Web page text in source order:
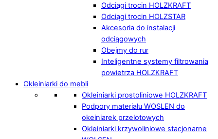
Odciągi trocin HOLZKRAFT
Odciągi trocin HOLZSTAR
Akcesoria do instalacji
odciągowych
Obejmy do rur
Inteligentne systemy filtrowania
powietrza HOLZKRAFT
Okleiniarki do mebli
Okleiniarki prostoliniowe HOLZKRAFT
Podpory materiału WOSLEN do
okeiniarek przelotowych
Okleiniarki krzywoliniowe stacjonarne